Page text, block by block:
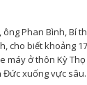
Phan Bình, Bí
cho biết khoảng
máy ở thôn Kỳ
Đức xuống vực sâu.